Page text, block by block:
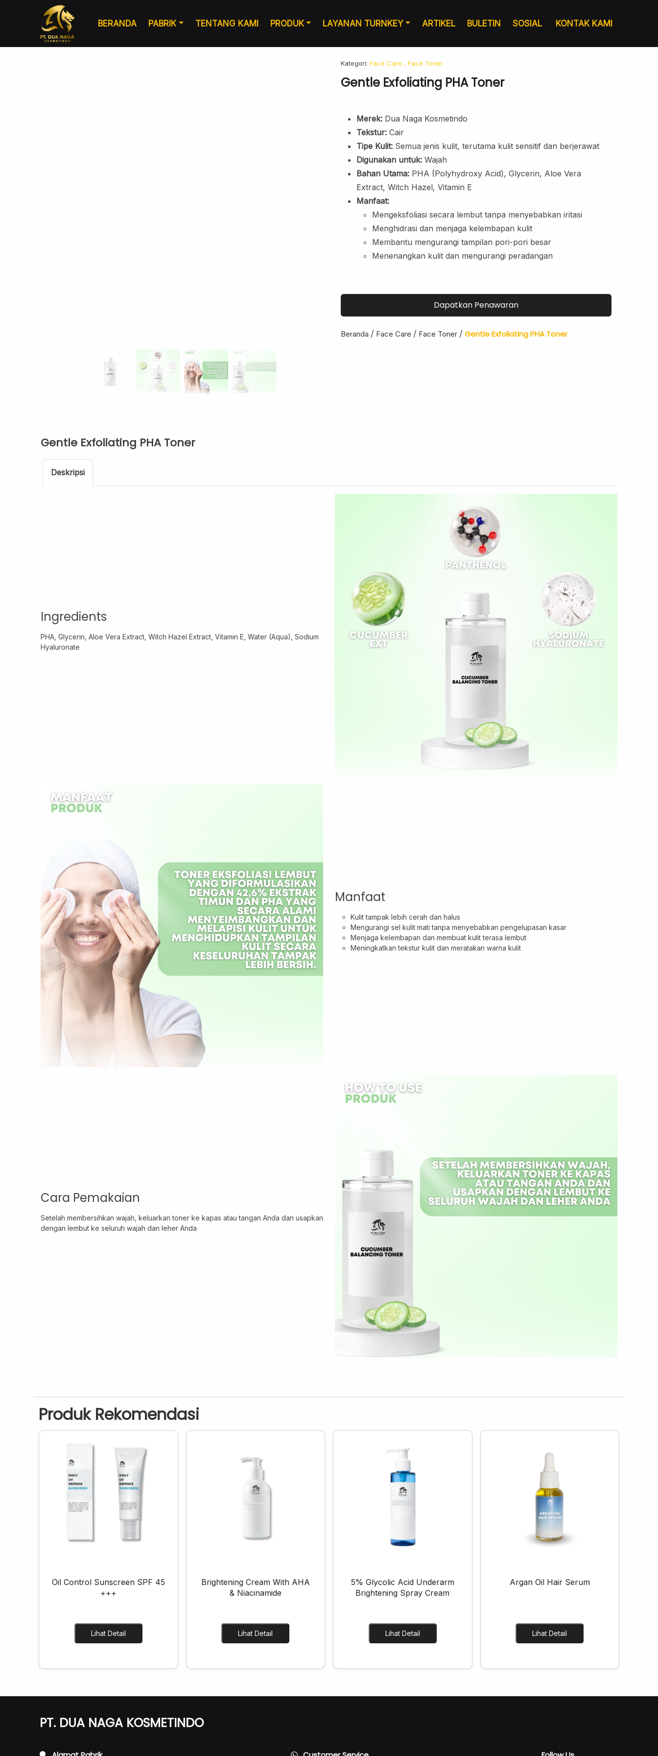
BERANDA PABRIK TENTANG KAMI PRODUK LAYANAN TURNKEY ARTIKEL BULETIN SOSIAL KONTAK KAMI
Produksi
Layanan
Sertifikat
Pergudangan &
Kategori: Face Care , Face Toner
Gentle Exfoliating PHA Toner
Merek: Dua Naga Kosmetindo
Tekstur: Cair
Tipe Kulit: Semua jenis kulit, terutama kulit sensitif dan berjerawat
Digunakan untuk: Wajah
Bahan Utama: PHA (Polyhydroxy Acid), Glycerin, Aloe Vera
Extract, Witch Hazel, Vitamin E
Manfaat:
Mengeksfoliasi secara lembut tanpa menyebabkan iritasi
Menghidrasi dan menjaga kelembapan kulit
Membantu mengurangi tampilan pori-pori besar
Menenangkan kulit dan mengurangi peradangan
Dapatkan Penawaran
Beranda / Face Care / Face Toner / Gentle Exfoliating PHA Toner
Gentle Exfoliating PHA Toner
Deskripsi
Ingredients
PHA, Glycerin, Aloe Vera Extract, Witch Hazel Extract, Vitamin E, Water (Aqua), Sodium
Hyaluronate
Manfaat
Kulit tampak lebih cerah dan halus
Mengurangi sel kulit mati tanpa menyebabkan pengelupasan kasar
Menjaga kelembapan dan membuat kulit terasa lembut
Meningkatkan tekstur kulit dan meratakan warna kulit
Cara Pemakaian
Setelah membersihkan wajah, keluarkan toner ke kapas atau tangan Anda dan usapkan
dengan lembut ke seluruh wajah dan leher Anda
Produk Rekomendasi
Oil Control Sunscreen SPF 45
+++
Lihat Detail
Brightening Cream With AHA
& Niacinamide
Lihat Detail
5% Glycolic Acid Underarm
Brightening Spray Cream
Lihat Detail
Argan Oil Hair Serum
Lihat Detail
PT. DUA NAGA KOSMETINDO